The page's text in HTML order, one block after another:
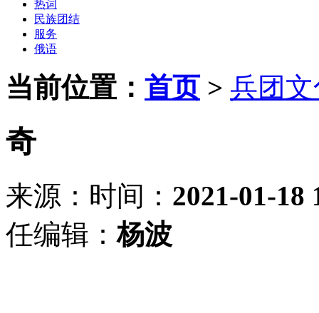
热词
民族团结
服务
俄语
当前位置： 首页 > 兵团
奇
来源： 时间： 2021-01-18
任编辑：杨波